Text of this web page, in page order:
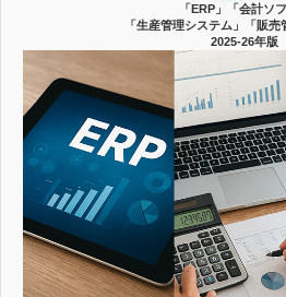
「ERP」「会計ソフ
「生産管理システム」「販売
2025-26年版